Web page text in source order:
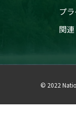
プ
関
© 2022